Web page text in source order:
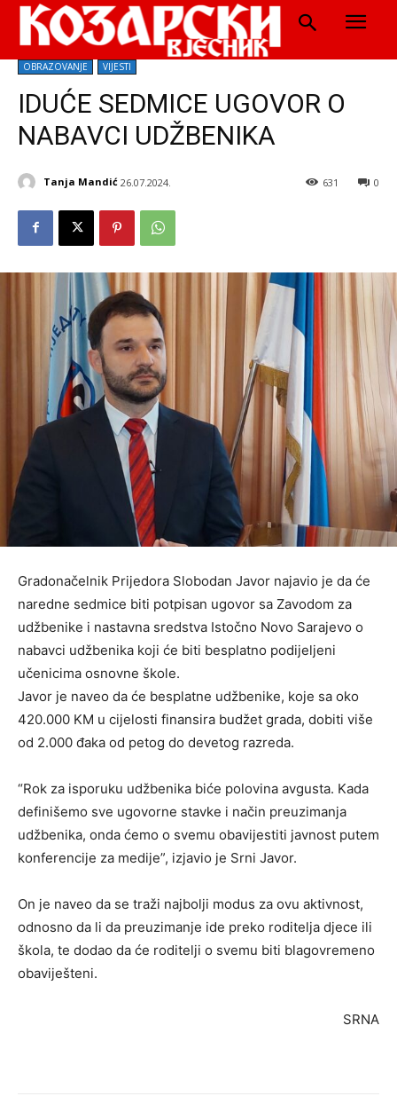
OBRAZOVANJE VIJESTI
IDUĆE SEDMICE UGOVOR O
NABAVCI UDŽBENIKA
Tanja Mandić 26.07.2024. 0
631
Gradonačelnik Prijedora Slobodan Javor najavio je da će
naredne sedmice biti potpisan ugovor sa Zavodom za
udžbenike i nastavna sredstva Istočno Novo Sarajevo o
nabavci udžbenika koji će biti besplatno podijeljeni
učenicima osnovne škole.
Javor je naveo da će besplatne udžbenike, koje sa oko
420.000 KM u cijelosti finansira budžet grada, dobiti više
od 2.000 đaka od petog do devetog razreda.
“Rok za isporuku udžbenika biće polovina avgusta. Kada
definišemo sve ugovorne stavke i način preuzimanja
udžbenika, onda ćemo o svemu obavijestiti javnost putem
konferencije za medije”, izjavio je Srni Javor.
On je naveo da se traži najbolji modus za ovu aktivnost,
odnosno da li da preuzimanje ide preko roditelja djece ili
škola, te dodao da će roditelji o svemu biti blagovremeno
obaviješteni.
SRNA